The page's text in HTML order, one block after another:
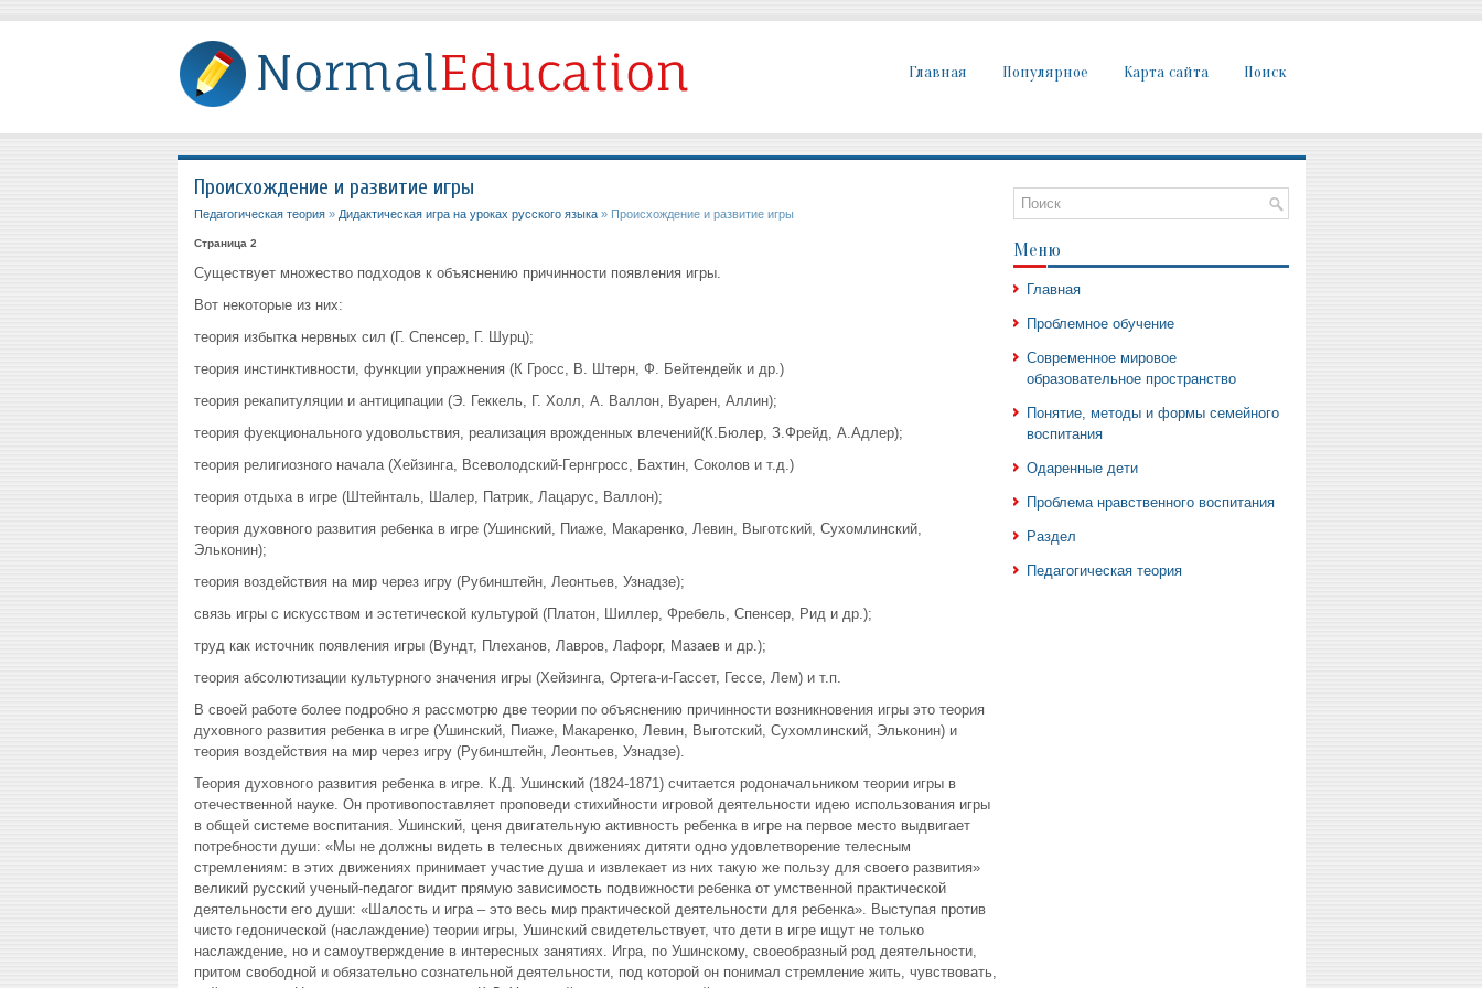
Главная Популярное Карта сайта Поиск
Происхождение и развитие игры
Педагогическая теория» Дидактическая игра на уроках русского языка» Происхождение и развитие игры
Страница 2
Существует множество подходов к объяснению причинности появления игры.
Вот некоторые из них:
теория избытка нервных сил (Г. Спенсер, Г. Шурц);
теория инстинктивности, функции упражнения (К Гросс, В. Штерн, Ф. Бейтендейк и др.)
теория рекапитуляции и антиципации (Э. Геккель, Г. Холл, А. Валлон, Вуарен, Аллин);
теория фуекционального удовольствия, реализация врожденных влечений(К.Бюлер, З.Фрейд, А.Адлер);
теория религиозного начала (Хейзинга, Всеволодский-Гернгросс, Бахтин, Соколов и т.д.)
теория отдыха в игре (Штейнталь, Шалер, Патрик, Лацарус, Валлон);
теория духовного развития ребенка в игре (Ушинский, Пиаже, Макаренко, Левин, Выготский, Сухомлинский,
Эльконин);
теория воздействия на мир через игру (Рубинштейн, Леонтьев, Узнадзе);
связь игры с искусством и эстетической культурой (Платон, Шиллер, Фребель, Спенсер, Рид и др.);
труд как источник появления игры (Вундт, Плеханов, Лавров, Лафорг, Мазаев и др.);
теория абсолютизации культурного значения игры (Хейзинга, Ортега-и-Гассет, Гессе, Лем) и т.п.
В своей работе более подробно я рассмотрю две теории по объяснению причинности возникновения игры это теория
духовного развития ребенка в игре (Ушинский, Пиаже, Макаренко, Левин, Выготский, Сухомлинский, Эльконин) и
теория воздействия на мир через игру (Рубинштейн, Леонтьев, Узнадзе).
Теория духовного развития ребенка в игре. К.Д. Ушинский (1824-1871) считается родоначальником теории игры в
отечественной науке. Он противопоставляет проповеди стихийности игровой деятельности идею использования игры
в общей системе воспитания. Ушинский, ценя двигательную активность ребенка в игре на первое место выдвигает
потребности души: «Мы не должны видеть в телесных движениях дитяти одно удовлетворение телесным
стремлениям: в этих движениях принимает участие душа и извлекает из них такую же пользу для своего развития»
великий русский ученый-педагог видит прямую зависимость подвижности ребенка от умственной практической
деятельности его души: «Шалость и игра – это весь мир практической деятельности для ребенка». Выступая против
чисто гедонической (наслаждение) теории игры, Ушинский свидетельствует, что дети в игре ищут не только
наслаждение, но и самоутверждение в интересных занятиях. Игра, по Ушинскому, своеобразный род деятельности,
притом свободной и обязательно сознательной деятельности, под которой он понимал стремление жить, чувствовать,
Меню
Главная
Проблемное обучение
Современное мировое
образовательное пространство
Понятие, методы и формы семейного
воспитания
Одаренные дети
Проблема нравственного воспитания
Раздел
Педагогическая теория